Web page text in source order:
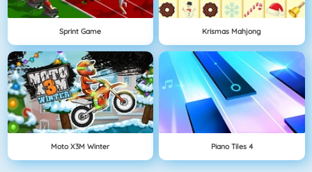
Sprint Game Krismas Mahjong
Moto X3M Winter Piano Tiles 4